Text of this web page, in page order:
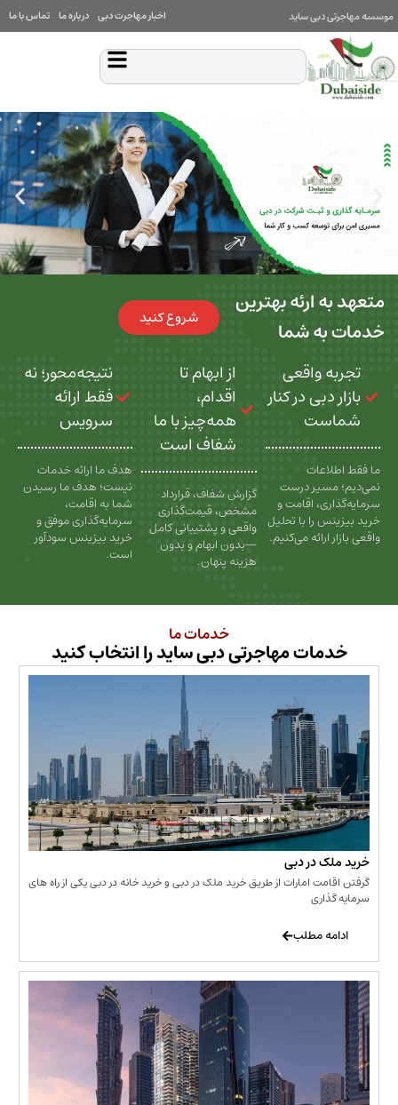
ساید درباره ما تماس با ما
بهترین
شما
شروع کنید
واقعی
در کنار
درست
اقامت و
با تحلیل
می‌کنیم.
از ابهام تا
اقدام،
همه‌چیز با ما
شفاف است
گزارش شفاف، قرارداد
مشخص، قیمت‌گذاری
واقعی و پشتیبانی کامل
—بدون ابهام و بدون
نتیجه‌محور؛ نه
فقط ارائه
سرویس
هدف ما ارائه خدمات
نیست؛ هدف ما رسیدن
شما به اقامت،
سرمایه‌گذاری موفق و
خرید بیزینس سودآور
است.
مهاجرتی دبی ساید را انتخاب کنید
در دبی
امارات از طریق خرید ملک در دبی و خرید خانه در دبی یکی از راه های